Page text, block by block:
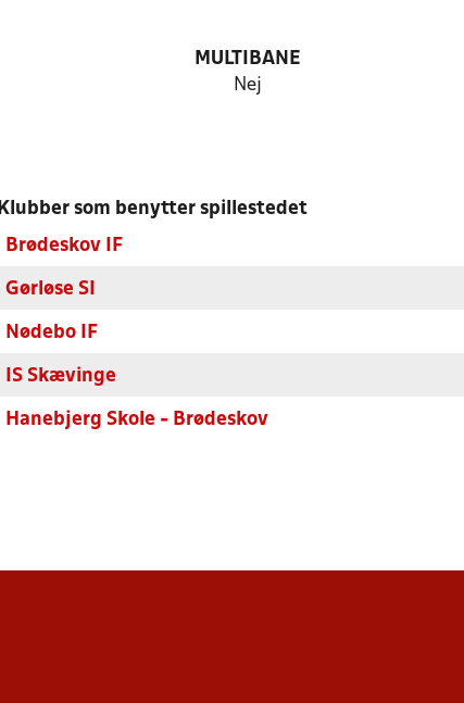
MULTIBANE
Nej
Klubber som benytter spillestedet
Brødeskov IF
Gørløse SI
Nødebo IF
IS Skævinge
Hanebjerg Skole - Brødeskov